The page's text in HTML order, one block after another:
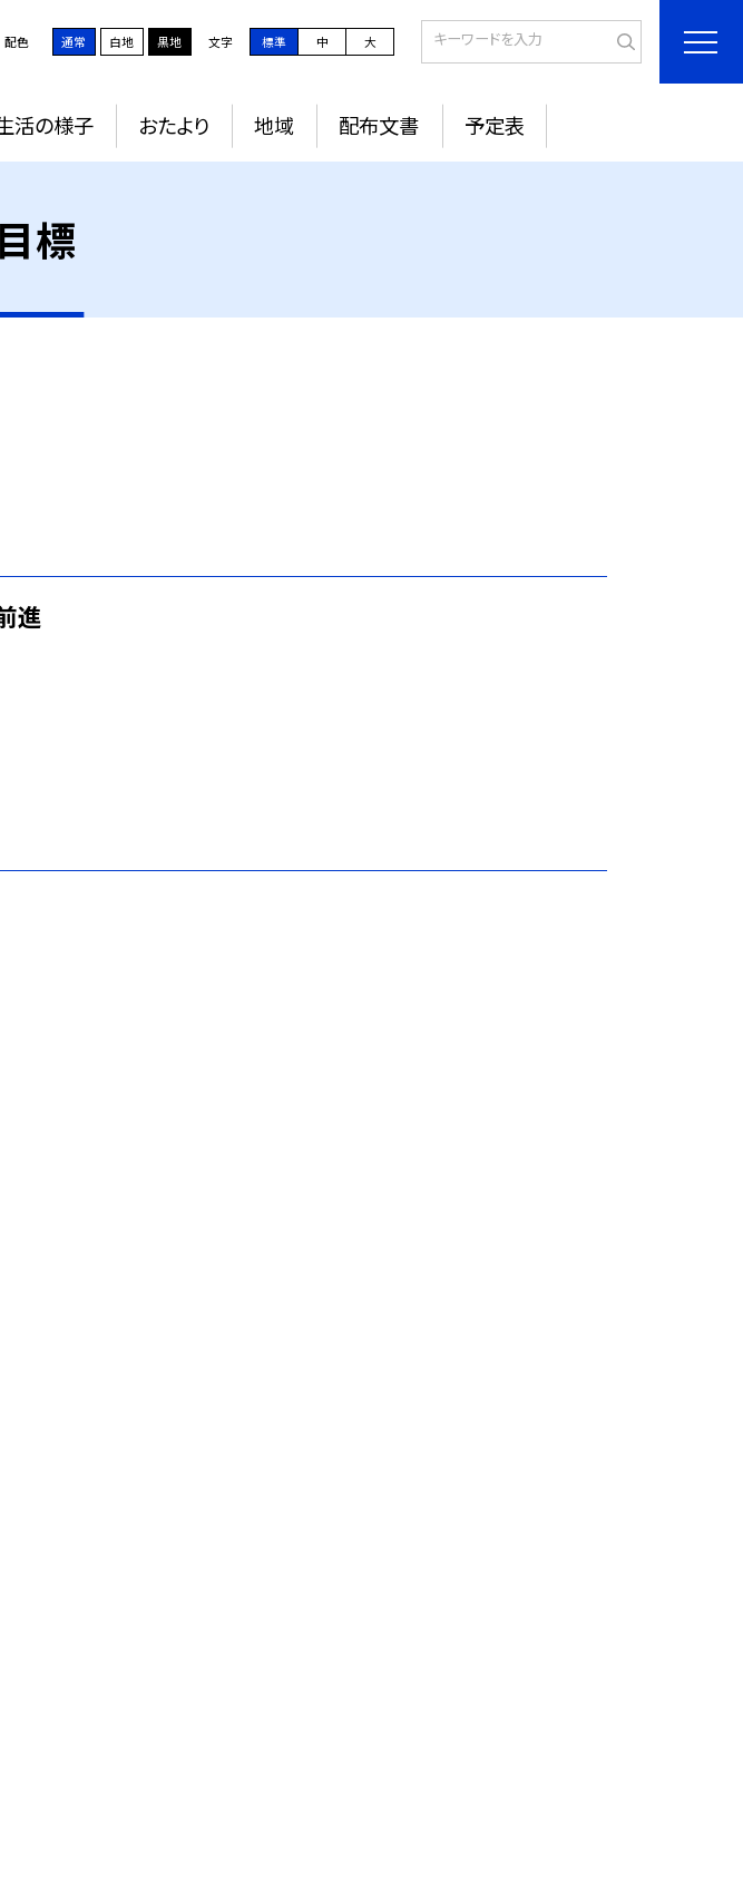
配色 通常 白地 黒地 文字 標準 中 大
活の様子 おたより 地域 配布文書 予定表
標
進